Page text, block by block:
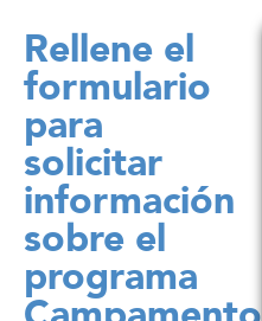
Rellene el
formulario
para
solicitar
información
sobre el
programa